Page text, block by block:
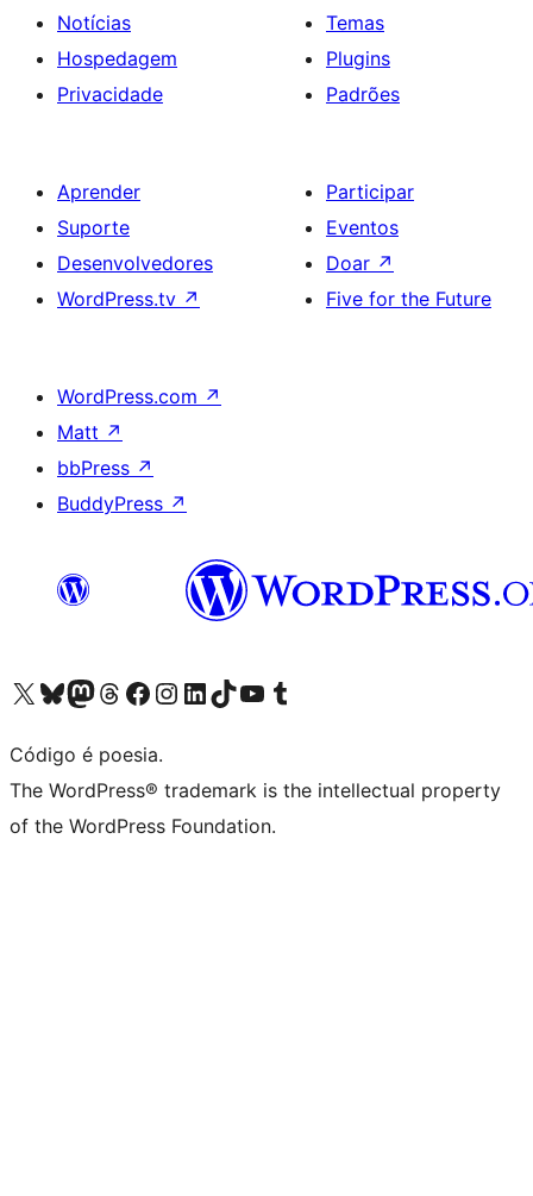
Notícias
Hospedagem
Privacidade
Temas
Plugins
Padrões
Aprender
Suporte
Desenvolvedores
WordPress.tv ↗
Participar
Eventos
Doar ↗
Five for the Future
WordPress.com ↗
Matt ↗
bbPress ↗
BuddyPress ↗
Acessar nossa conta do X (antigo Twitter)
Acessar nossa conta do Bluesky
Acessar nossa conta do Mastodon
Acessar nossa conta do Threads
Acessar nossa página do Facebook
Acessar nossa conta do Instagram
Acessar nossa conta do LinkedIn
Acessar nossa conta do TikTok
Acessar nosso canal do YouTube
Acessar nossa conta no Tumblr
Código é poesia.
The WordPress® trademark is the intellectual property
of the WordPress Foundation.